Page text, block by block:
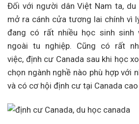
Đối với người dân Việt Nam ta, du
mở ra cánh cửa tương lai chính vì
đang có rất nhiều học sinh sinh
ngoài tu nghiệp. Cũng có rất
việc, định cư Canada sau khi học
chọn ngành nghề nào phù hợp với
và có cơ hội định cư tại Canada